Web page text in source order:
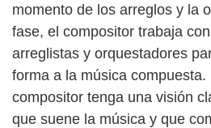
momento de los arreglos y la
fase, el compositor trabaja
arreglistas y orquestadores
forma a la música
compositor tenga una visión
que suene la música y que